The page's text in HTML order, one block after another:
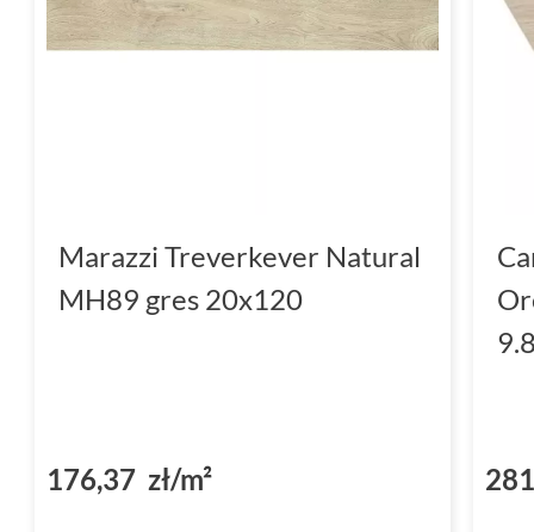
Marazzi Treverkever Natural
MH89 gres 20x120
176,37 zł/m²